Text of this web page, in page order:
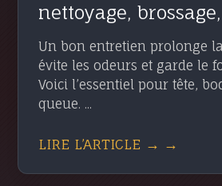
nettoyage,
Un bon entretien prolonge
évite les odeurs et garde le
Voici l’essentiel pour tête,
queue. ...
LIRE L’ARTICLE → →